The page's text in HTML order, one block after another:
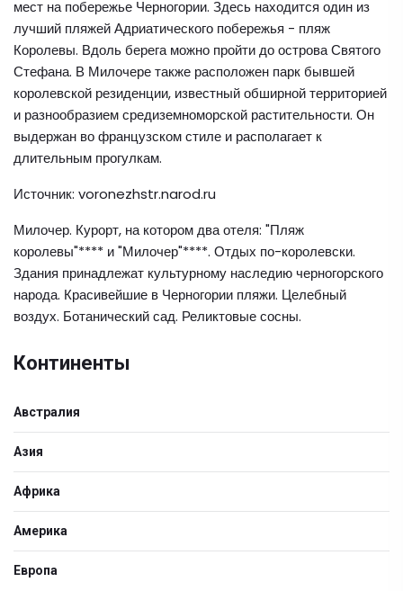
мест на побережье Черногории. Здесь находится один из
лучший пляжей Адриатического побережья - пляж
Королевы. Вдоль берега можно пройти до острова Святого
Стефана. В Милочере также расположен парк бывшей
королевской резиденции, известный обширной территорией
и разнообразием средиземноморской растительности. Он
выдержан во французском стиле и располагает к
длительным прогулкам.
Источник: voronezhstr.narod.ru
Милочер. Курорт, на котором два отеля: "Пляж
королевы"**** и "Милочер"****. Отдых по-королевски.
Здания принадлежат культурному наследию черногорского
народа. Красивейшие в Черногории пляжи. Целебный
воздух. Ботанический сад. Реликтовые сосны.
Континенты
Австралия
Азия
Африка
Америка
Европа